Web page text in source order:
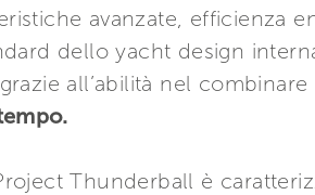
avanzate, efficienza
dello yacht design
all’abilità nel combinare
Thunderball è